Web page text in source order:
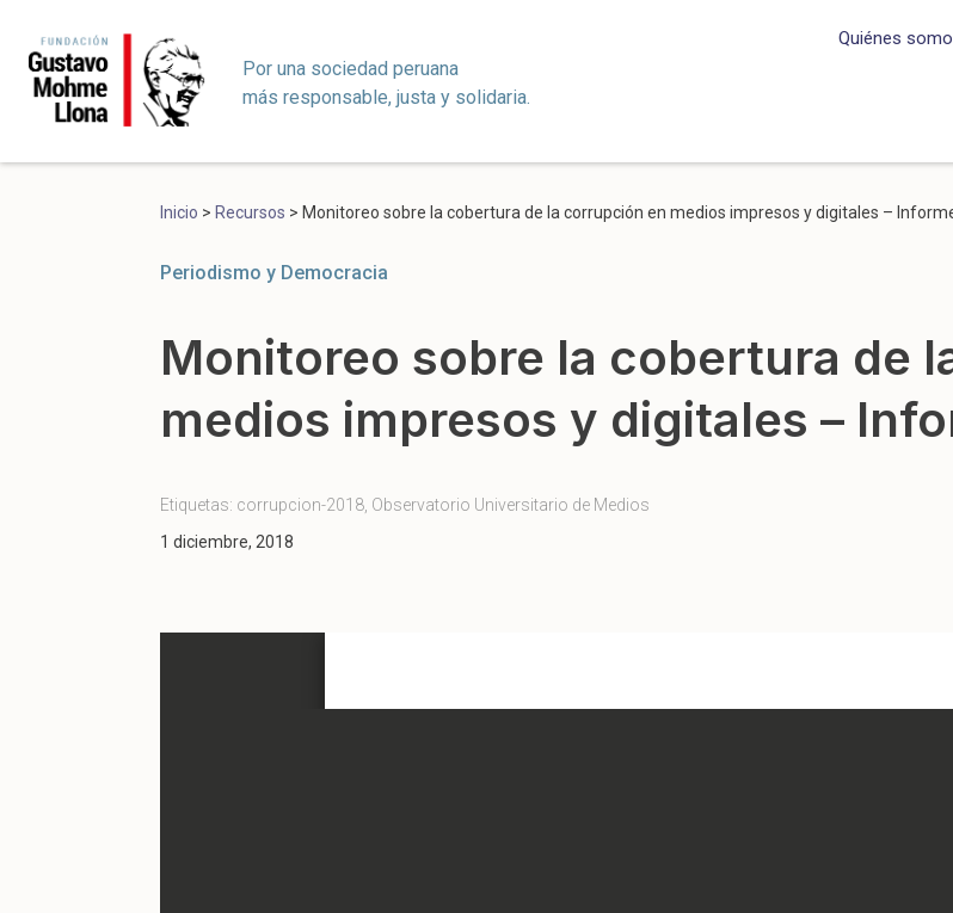
Por una sociedad peruana
más responsable, justa y solidaria.
Quiénes
Inicio > Recursos > Monitoreo sobre la cobertura de la corrupción en medios impresos y digitales –
Periodismo y Democracia
Monitoreo sobre la cobertura de
medios impresos y digitales –
Etiquetas: corrupcion-2018, Observatorio Universitario de Medios
1 diciembre, 2018